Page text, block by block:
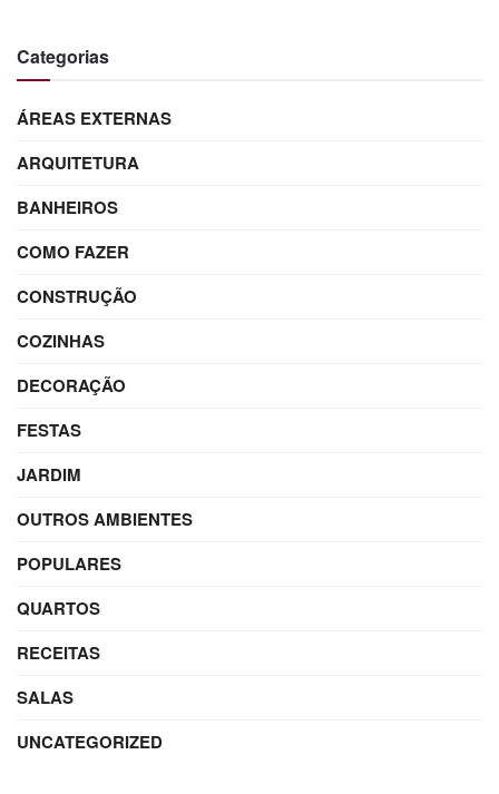
Categorias
ÁREAS EXTERNAS
ARQUITETURA
BANHEIROS
COMO FAZER
CONSTRUÇÃO
COZINHAS
DECORAÇÃO
FESTAS
JARDIM
OUTROS AMBIENTES
POPULARES
QUARTOS
RECEITAS
SALAS
UNCATEGORIZED